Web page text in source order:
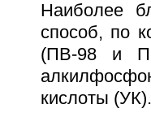
Наиболее
способ, по
(ПВ-98 и
кислоты (УК).